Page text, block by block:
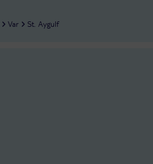
Var St. Aygulf